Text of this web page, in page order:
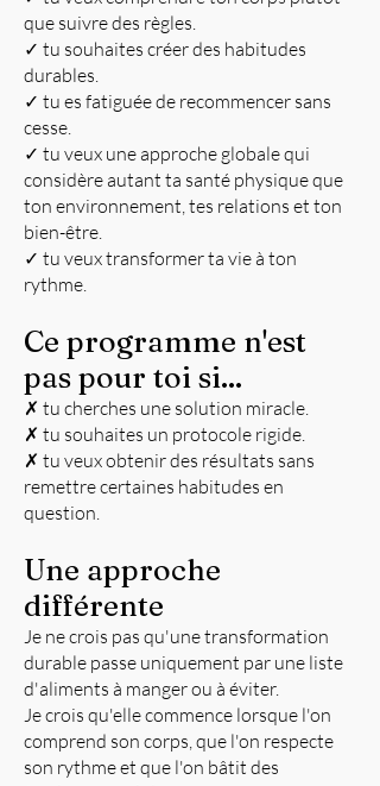
que suivre des règles.
✓ tu souhaites créer des habitudes
durables.
✓ tu es fatiguée de recommencer sans
cesse.
✓ tu veux une approche globale qui
considère autant ta santé physique que
ton environnement, tes relations et ton
bien-être.
✓ tu veux transformer ta vie à ton
rythme.
Ce programme n'est
pas pour toi si...
✗ tu cherches une solution miracle.
✗ tu souhaites un protocole rigide.
✗ tu veux obtenir des résultats sans
remettre certaines habitudes en
question.
Une approche
différente
Je ne crois pas qu'une transformation
durable passe uniquement par une liste
d'aliments à manger ou à éviter.
Je crois qu'elle commence lorsque l'on
comprend son corps, que l'on respecte
son rythme et que l'on bâtit des